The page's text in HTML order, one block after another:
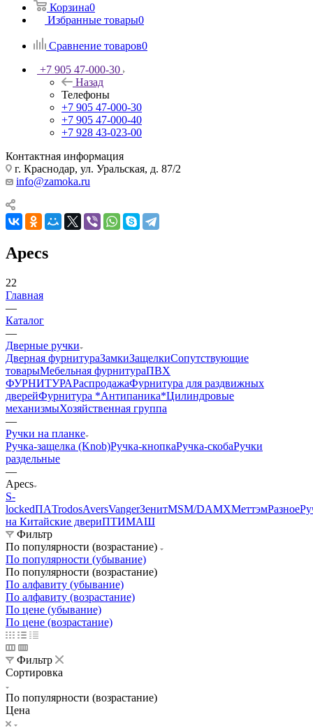
Корзина0
Избранные товары0
Сравнение товаров0
+7 905 47-000-30
Назад
Телефоны
+7 905 47-000-30
+7 905 47-000-40
+7 928 43-023-00
Контактная информация
г. Краснодар, ул. Уральская, д. 87/2
info@zamoka.ru
Apecs
22
Главная
—
Каталог
—
Дверные ручки
Дверная фурнитураЗамкиЗащелкиСопутствующие
товарыМебельная фурнитураПВХ
ФУРНИТУРАРаспродажаФурнитура для раздвижных
дверейФурнитура *Антипаника*Цилиндровые
механизмыХозяйственная группа
—
Ручки на планке
Ручка-защелка (Knob)Ручка-кнопкаРучка-скобаРучки
раздельные
—
Apecs
S-
lockedПАTrodosAversVangerЗенитMSM/DAMXМеттэмРазное
на Китайские двериПТИМАШ
Фильтр
По популярности (возрастание)
По популярности (убывание)
По популярности (возрастание)
По алфавиту (убывание)
По алфавиту (возрастание)
По цене (убывание)
По цене (возрастание)
Фильтр
Сортировка
По популярности (возрастание)
Цена